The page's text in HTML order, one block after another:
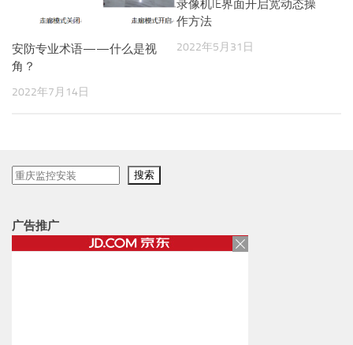
安防专业术语——什么是视
角？
2022年7月14日
录像机IE界面开启宽动态操
作方法
2022年5月31日
搜
搜索
广告推广